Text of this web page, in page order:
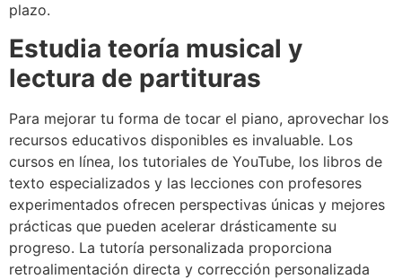
plazo.
Estudia teoría musical y
lectura de partituras
Para mejorar tu forma de tocar el piano, aprovechar los
recursos educativos disponibles es invaluable. Los
cursos en línea, los tutoriales de YouTube, los libros de
texto especializados y las lecciones con profesores
experimentados ofrecen perspectivas únicas y mejores
prácticas que pueden acelerar drásticamente su
progreso. La tutoría personalizada proporciona
retroalimentación directa y corrección personalizada